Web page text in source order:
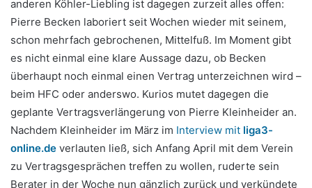
anderen Köhler-Liebling ist dagegen zurzeit alles offen:
Pierre Becken laboriert seit Wochen wieder mit seinem,
schon mehrfach gebrochenen, Mittelfuß. Im Moment gibt
es nicht einmal eine klare Aussage dazu, ob Becken
überhaupt noch einmal einen Vertrag unterzeichnen wird –
beim HFC oder anderswo. Kurios mutet dagegen die
geplante Vertragsverlängerung von Pierre Kleinheider an.
Nachdem Kleinheider im März im Interview mit liga3-
online.de verlauten ließ, sich Anfang April mit dem Verein
zu Vertragsgesprächen treffen zu wollen, ruderte sein
Berater in der Woche nun gänzlich zurück und verkündete